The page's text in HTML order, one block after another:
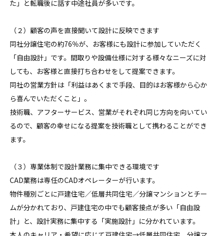
た」と転職後に話す中途社員が多いです。
（２）顧客の声を直接聞いて設計に反映できます
同社分譲住宅の約76％が、お客様にも設計に参加していただく
「自由設計」です。間取りや設備仕様に対する様々なニーズに対
しても、お客様と直接打ち合わせをして提案できます。
同社の営業方針は「利益はあくまで手段、目的はお客様から心か
ら喜んでいただくこと」。
技術職、アフターサービス、営業がそれぞれ同じ方向を向いてい
るので、顧客の幸せになる提案を技術職として携わることができ
ます。
（３）専業体制で設計業務に集中できる環境です
CAD業務は専任のCADオペレーターが行います。
物件種別ごとに戸建住宅／低層共同住宅／分譲マンションとチー
ムが分かれており、戸建住宅の中でも顧客接点が多い「自由設
計」と、設計実務に集中する「実施設計」に分かれています。